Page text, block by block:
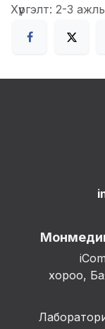
Хүргэлт: 2-3
хороо,